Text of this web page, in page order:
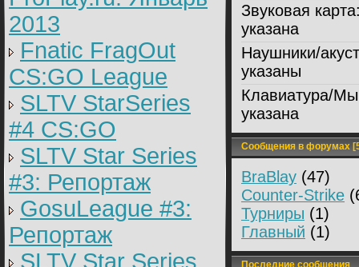
2013
Fnatic FragOut
CS:GO League
SLTV StarSeries
#4 CS:GO
SLTV Star Series
#3: Репортаж
GosuLeague #3:
Репортаж
SLTV Star Series
Звуковая
указана
Наушники/
указаны
Клавиатура/
указана
Сообщения в форумах
BraBlay (47)
Counter-Strike
Турниры (1)
Главный (1)
Последние сообщения